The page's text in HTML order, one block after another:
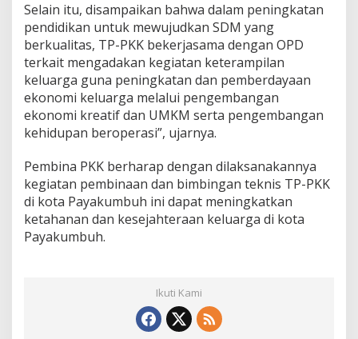
Selain itu, disampaikan bahwa dalam peningkatan
pendidikan untuk mewujudkan SDM yang
berkualitas, TP-PKK bekerjasama dengan OPD
terkait mengadakan kegiatan keterampilan
keluarga guna peningkatan dan pemberdayaan
ekonomi keluarga melalui pengembangan
ekonomi kreatif dan UMKM serta pengembangan
kehidupan beroperasi”, ujarnya.
Pembina PKK berharap dengan dilaksanakannya
kegiatan pembinaan dan bimbingan teknis TP-PKK
di kota Payakumbuh ini dapat meningkatkan
ketahanan dan kesejahteraan keluarga di kota
Payakumbuh.
Ikuti Kami